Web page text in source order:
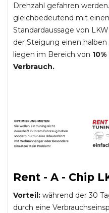
Drehzahl gefahren
gleichbedeutend mit
Standardaussage von
der Steigung einen
liegen im Bereich von
Verbrauch.
Rent - A - Chip
Vorteil: während der 30
durch eine